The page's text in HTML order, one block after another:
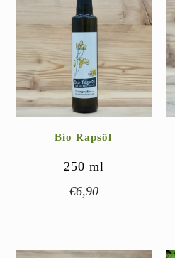
Bio Rapsöl
250 ml
€6,90